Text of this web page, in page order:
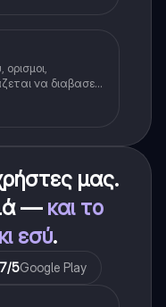
να διαβασεις
μας.
— και το
εσύ.
/5Google Play